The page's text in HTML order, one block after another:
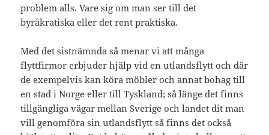
problem alls. Vare sig om man ser till det
byråkratiska eller det rent praktiska.
Med det sistnämnda så menar vi att många
flyttfirmor erbjuder hjälp vid en utlandsflytt och där
de exempelvis kan köra möbler och annat bohag till
en stad i Norge eller till Tyskland; så länge det finns
tillgängliga vägar mellan Sverige och landet dit man
vill genomföra sin utlandsflytt så finns det också